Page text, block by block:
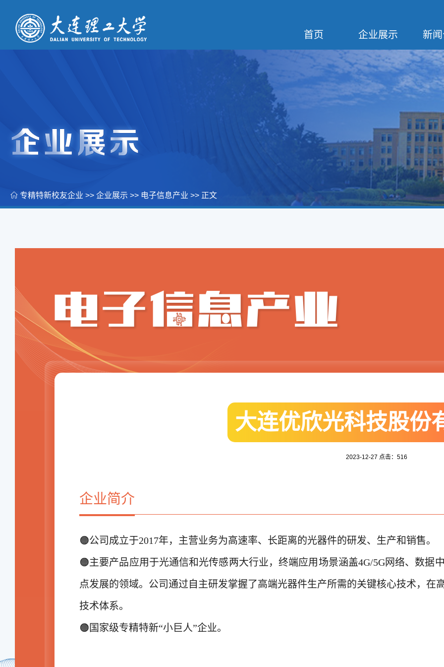
首页 企业展示 新
专精特新校友企业 >> 企业展示 >> 电子信息产业 >> 正文
大连优欣光科技股份
2023-12-27 点击： 516
企业简介
🟠公司成立于2017年，主营业务为高速率、长距离的光器件的研发、生产和销售。
🟠主要产品应用于光通信和光传感两大行业，终端应用场景涵盖4G/5G网络、数据
点发展的领域。公司通过自主研发掌握了高端光器件生产所需的关键核心技术，
技术体系。
🟠国家级专精特新“小巨人”企业。